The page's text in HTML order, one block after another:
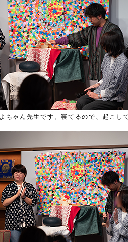
ちゃん先生です。寝てるので、起こし